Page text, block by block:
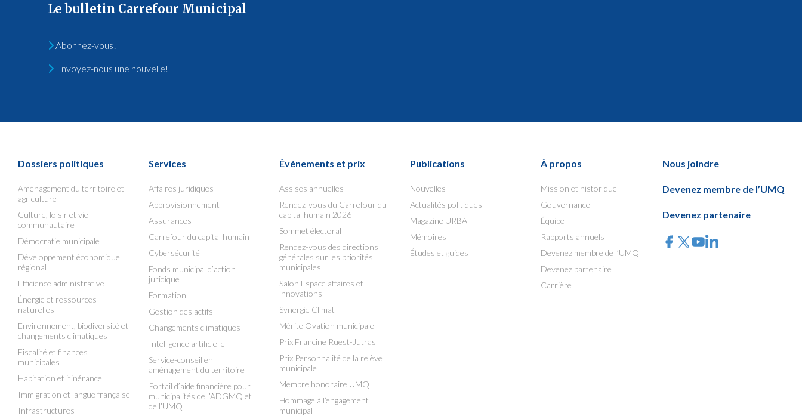
Le bulletin Carrefour Municipal
Abonnez-vous!
Envoyez-nous une nouvelle!
Dossiers politiques
Aménagement du territoire et
agriculture
Culture, loisir et vie
communautaire
Démocratie municipale
Développement économique
régional
Efficience administrative
Énergie et ressources
naturelles
Environnement, biodiversité et
changements climatiques
Fiscalité et finances
municipales
Habitation et itinérance
Immigration et langue française
Infrastructures
Services
Affaires juridiques
Approvisionnement
Assurances
Carrefour du capital humain
Cybersécurité
Fonds municipal d’action
juridique
Formation
Gestion des actifs
Changements climatiques
Intelligence artificielle
Service-conseil en
aménagement du territoire
Portail d’aide financière pour
municipalités de l’ADGMQ et
de l’UMQ
Événements et prix
Assises annuelles
Rendez-vous du Carrefour du
capital humain 2026
Sommet électoral
Rendez-vous des directions
générales sur les priorités
municipales
Salon Espace affaires et
innovations
Synergie Climat
Mérite Ovation municipale
Prix Francine Ruest-Jutras
Prix Personnalité de la relève
municipale
Membre honoraire UMQ
Hommage à l’engagement
municipal
Publications
Nouvelles
Actualités politiques
Magazine URBA
Mémoires
Études et guides
À propos
Mission et historique
Gouvernance
Équipe
Rapports annuels
Devenez membre de l’UMQ
Devenez partenaire
Carrière
Nous joindre
Devenez membre de l’UMQ
Devenez partenaire